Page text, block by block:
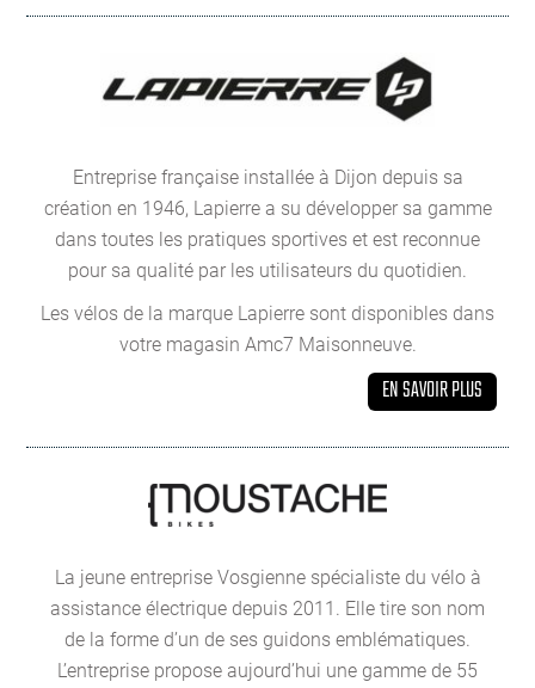
Entreprise française installée à Dijon depuis sa
création en 1946, Lapierre a su développer sa gamme
dans toutes les pratiques sportives et est reconnue
pour sa qualité par les utilisateurs du quotidien.
Les vélos de la marque Lapierre sont disponibles dans
votre magasin Amc7 Maisonneuve.
EN SAVOIR PLUS
La jeune entreprise Vosgienne spécialiste du vélo à
assistance électrique depuis 2011. Elle tire son nom
de la forme d’un de ses guidons emblématiques.
L’entreprise propose aujourd’hui une gamme de 55